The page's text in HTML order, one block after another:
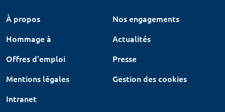
À propos
Nos engagements
Hommage à
Actualités
Offres d'emploi
Presse
Mentions légales
Gestion des cookies
Intranet